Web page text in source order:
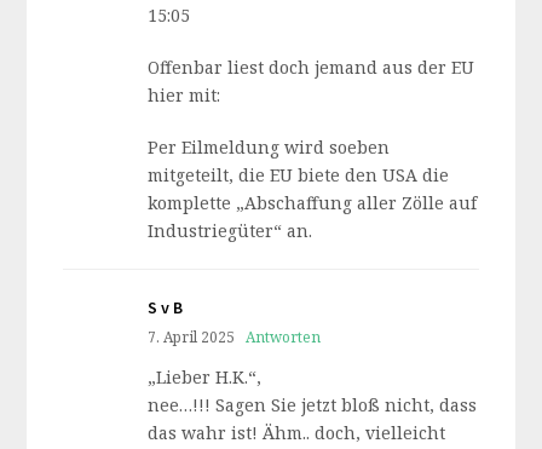
15:05
Offenbar liest doch jemand aus der EU
hier mit:
Per Eilmeldung wird soeben
mitgeteilt, die EU biete den USA die
komplette „Abschaffung aller Zölle auf
Industriegüter“ an.
S v B
7. April 2025 Antworten
„Lieber H.K.“,
nee…!!! Sagen Sie jetzt bloß nicht, dass
das wahr ist! Ähm.. doch, vielleicht